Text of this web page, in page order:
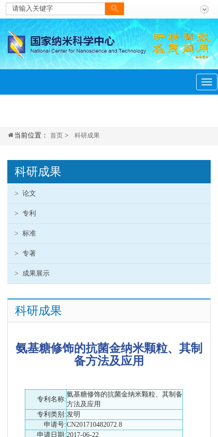
当前位置： 首页 > 科研成果
科研成果
> 论文
> 专利
> 标准
> 专著
> 成果展示
科研成果
氨基糖修饰的抗菌金纳米颗粒、其制
备方法及应用
专利名称:
氨基糖修饰的抗菌金纳米颗粒、其制备
方法及应用
专利类别:发明
申请号:CN201710482072.8
申请日期:2017-06-22